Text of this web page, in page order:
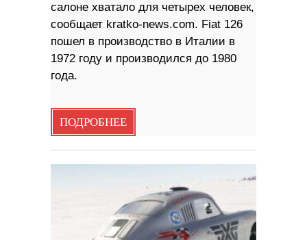
салоне хватало для четырех человек,
сообщает kratko-news.com. Fiat 126
пошел в производство в Италии в
1972 году и производился до 1980
года.
ПОДРОБНЕЕ